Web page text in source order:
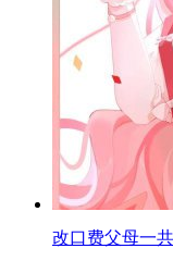
改口费父母一